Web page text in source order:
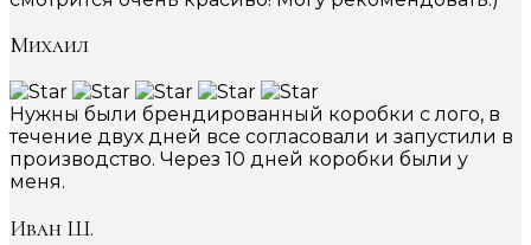
Михаил
Нужны были брендированный коробки с лого, в
течение двух дней все согласовали и запустили в
производство. Через 10 дней коробки были у
меня.
Иван Ш.